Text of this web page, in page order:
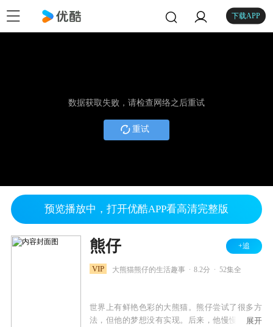
下载APP
数据获取失败，请检查网络之后重试
重试
预览播放中，打开优酷APP看高清完整版
熊仔 +追
VIP 大熊猫熊仔的生活趣事 8.2分 52集全
世界上有鲜艳色彩的大熊猫。熊仔尝试了很多方
法，但他的梦想没有实现。后来，他慢慢明白，
展开